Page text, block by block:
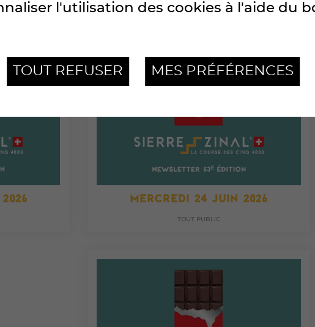
MERCREDI 24 JUIN 2026
TOUT PUBLIC
l'utilisation des cookies à l'aide du
TOUT REFUSER MES PRÉFÉRENCES